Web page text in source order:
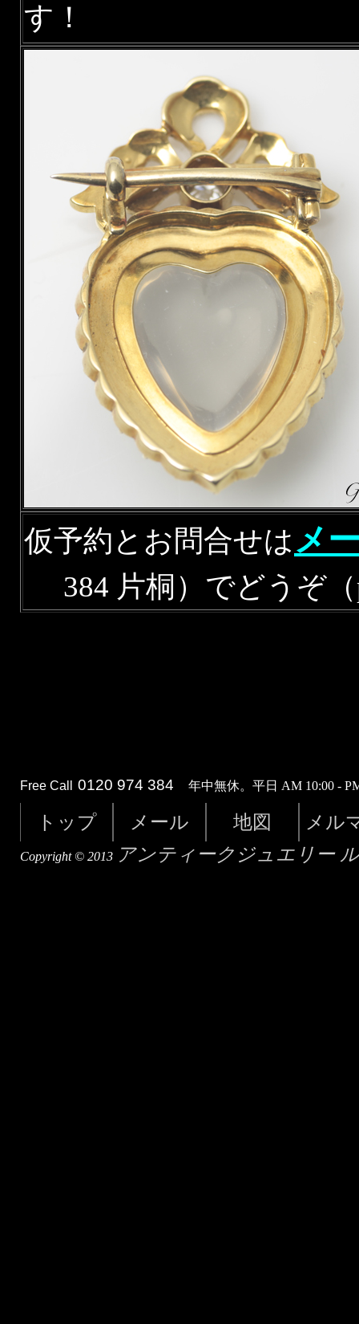
す！
仮予約とお問合せはメ
384 片桐）でどうぞ
Free Call 0120 974 384 年中無休。平日 AM 10:00 -
トップ メール 地図 メル
Copyright © 2013 アンティークジュエリー